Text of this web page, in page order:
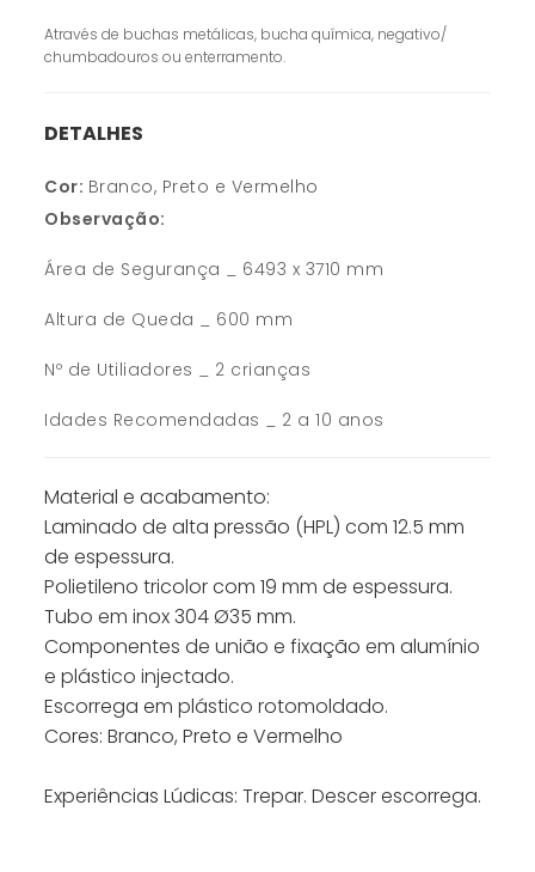
Através de buchas metálicas, bucha química, negativo/
chumbadouros ou enterramento.
DETALHES
Cor: Branco, Preto e Vermelho
Observação:
Área de Segurança _ 6493 x 3710 mm
Altura de Queda _ 600 mm
Nº de Utiliadores _ 2 crianças
Idades Recomendadas _ 2 a 10 anos
Material e acabamento:
Laminado de alta pressão (HPL) com 12.5 mm
de espessura.
Polietileno tricolor com 19 mm de espessura.
Tubo em inox 304 Ø35 mm.
Componentes de união e fixação em alumínio
e plástico injectado.
Escorrega em plástico rotomoldado.
Cores: Branco, Preto e Vermelho
Experiências Lúdicas: Trepar. Descer escorrega.